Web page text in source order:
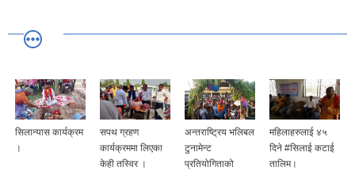
सिलान्यास कार्यक्रम
।
सपथ ग्रहण
कार्यक्रममा लिएका
केही तस्विर ।
अन्तराष्ट्रिय भलिबल
टुनामेन्ट
प्रतियोगिताको
महिलाहरुलाई ४५
दिने #सिलाई कटाई
तालिम।